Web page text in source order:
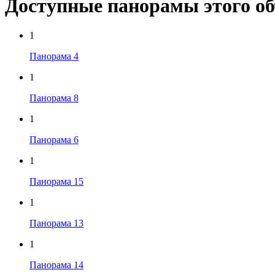
Доступные панорамы этого
1
Панорама 4
1
Панорама 8
1
Панорама 6
1
Панорама 15
1
Панорама 13
1
Панорама 14